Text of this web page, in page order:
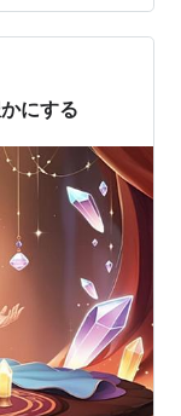
と言ってみ
目が覚めたこ
う」「昨日の
にする